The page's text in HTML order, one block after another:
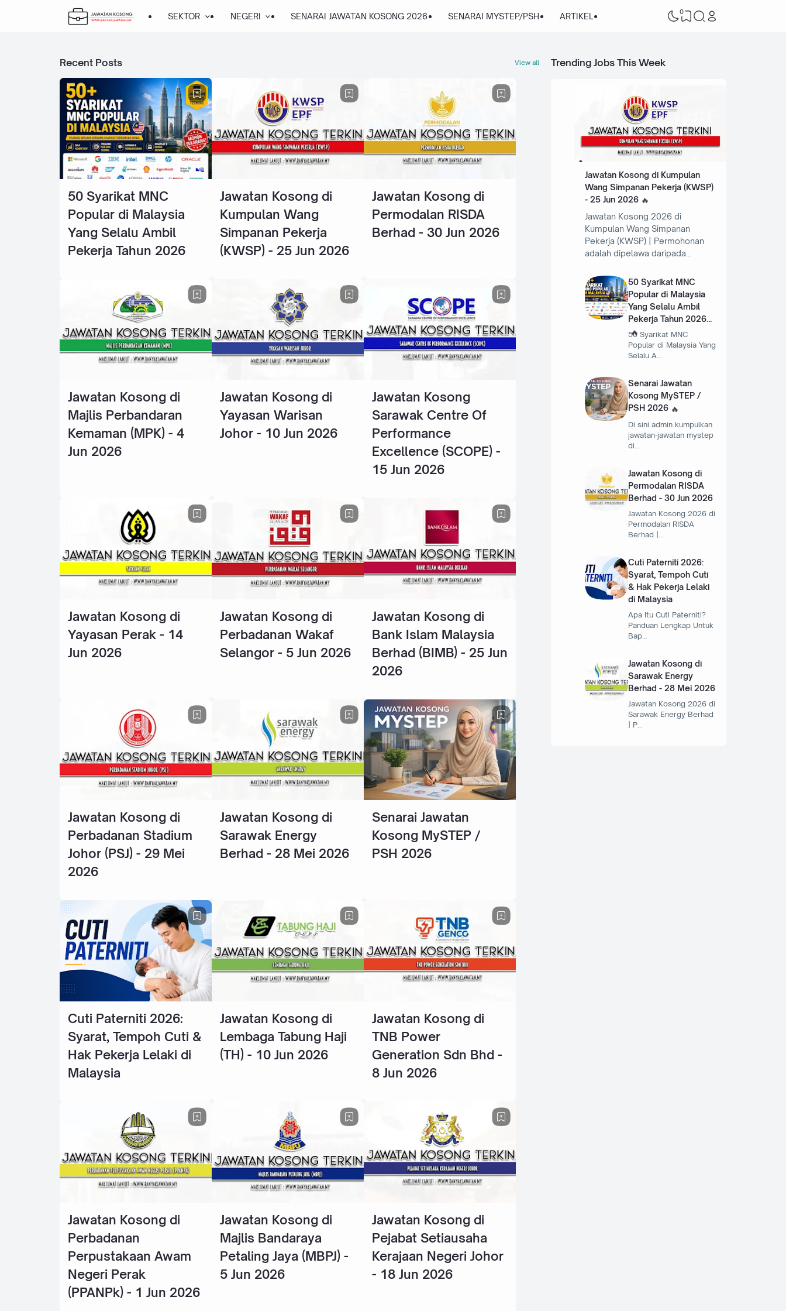
SEKTOR NEGERI SENARAI JAWATAN KOSONG 2026 SENARAI MYSTEP/PSH ARTIKEL 0
Recent Posts View all
50 Syarikat MNC
Popular di Malaysia
Yang Selalu Ambil
Pekerja Tahun 2026
Jawatan Kosong di
Kumpulan Wang
Simpanan Pekerja
(KWSP) - 25 Jun 2026
Jawatan Kosong di
Permodalan RISDA
Berhad - 30 Jun 2026
Jawatan Kosong di
Majlis Perbandaran
Kemaman (MPK) - 4
Jun 2026
Jawatan Kosong di
Yayasan Warisan
Johor - 10 Jun 2026
Jawatan Kosong
Sarawak Centre Of
Performance
Excellence (SCOPE) -
15 Jun 2026
Jawatan Kosong di
Yayasan Perak - 14
Jun 2026
Jawatan Kosong di
Perbadanan Wakaf
Selangor - 5 Jun 2026
Jawatan Kosong di
Bank Islam Malaysia
Berhad (BIMB) - 25 Jun
2026
Jawatan Kosong di
Perbadanan Stadium
Johor (PSJ) - 29 Mei
2026
Jawatan Kosong di
Sarawak Energy
Berhad - 28 Mei 2026
Senarai Jawatan
Kosong MySTEP /
PSH 2026
Cuti Paterniti 2026:
Syarat, Tempoh Cuti &
Hak Pekerja Lelaki di
Malaysia
Jawatan Kosong di
Lembaga Tabung Haji
(TH) - 10 Jun 2026
Jawatan Kosong di
TNB Power
Generation Sdn Bhd -
8 Jun 2026
Jawatan Kosong di
Perbadanan
Perpustakaan Awam
Negeri Perak
(PPANPk) - 1 Jun 2026
Jawatan Kosong di
Majlis Bandaraya
Petaling Jaya (MBPJ) -
5 Jun 2026
Jawatan Kosong di
Pejabat Setiausaha
Kerajaan Negeri Johor
- 18 Jun 2026
Trending Jobs This Week
Jawatan Kosong di Kumpulan
Wang Simpanan Pekerja (KWSP)
- 25 Jun 2026
Jawatan Kosong 2026 di
Kumpulan Wang Simpanan
Pekerja (KWSP) | Permohonan
adalah dipelawa daripada…
50 Syarikat MNC
Popular di Malaysia
Yang Selalu Ambil
Pekerja Tahun 2026
50 Syarikat MNC
Popular di Malaysia Yang
Selalu A…
Senarai Jawatan
Kosong MySTEP /
PSH 2026
Di sini admin kumpulkan
jawatan-jawatan mystep
di…
Jawatan Kosong di
Permodalan RISDA
Berhad - 30 Jun 2026
Jawatan Kosong 2026 di
Permodalan RISDA
Cuti Paterniti 2026:
Syarat, Tempoh Cuti
& Hak Pekerja Lelaki
di Malaysia
Apa Itu Cuti Paterniti?
Panduan Lengkap Untuk
Bap…
Jawatan Kosong di
Sarawak Energy
Berhad - 28 Mei 2026
Jawatan Kosong 2026 di
Sarawak Energy Berhad
| P…